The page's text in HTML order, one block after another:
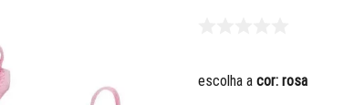
escolha acor:rosa